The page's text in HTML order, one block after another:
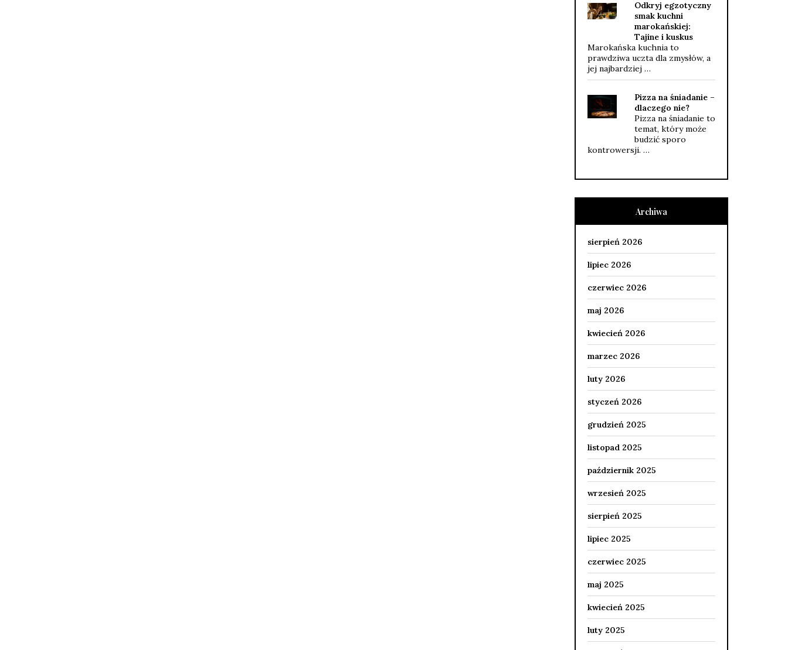
Odkryj egzotyczny
smak kuchni
marokańskiej:
Tajine i kuskus
Marokańska kuchnia to
prawdziwa uczta dla zmysłów, a
jej najbardziej …
Pizza na śniadanie –
dlaczego nie?
Pizza na śniadanie to
temat, który może
budzić sporo
kontrowersji. …
Archiwa
sierpień 2026
lipiec 2026
czerwiec 2026
maj 2026
kwiecień 2026
marzec 2026
luty 2026
styczeń 2026
grudzień 2025
listopad 2025
październik 2025
wrzesień 2025
sierpień 2025
lipiec 2025
czerwiec 2025
maj 2025
kwiecień 2025
luty 2025